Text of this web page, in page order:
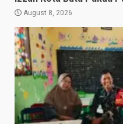
August 8, 2026